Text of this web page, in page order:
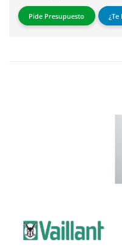
Pide Presupuesto